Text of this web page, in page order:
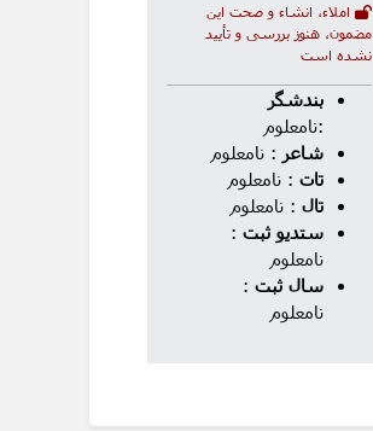
املاء، انشاء و صحت این
مضمون، هنوز بررسی و تأیید
نشده است
بندشگر
:نامعلوم
شاعر : نامعلوم
تات : نامعلوم
تال : نامعلوم
ستدیو ثبت :
نامعلوم
سال ثبت :
نامعلوم